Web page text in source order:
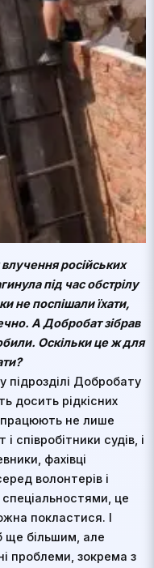
влучення російських
під час обстрілу
не поспішали їхати,
А Добробат зібрав
Оскільки це ж для
підрозділі Добробату
досить рідкісних
працюють не лише
співробітники судів, і
фахівці
волонтерів і
спеціальностями, це
покластися. І
ще більшим, але
проблеми, зокрема з